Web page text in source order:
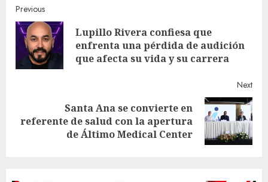
Continue
Reading
Previous
Lupillo Rivera confiesa que
enfrenta una pérdida de audición
que afecta su vida y su carrera
Next
Next
Santa Ana se convierte en
referente de salud con la apertura
de Áltimo Medical Center